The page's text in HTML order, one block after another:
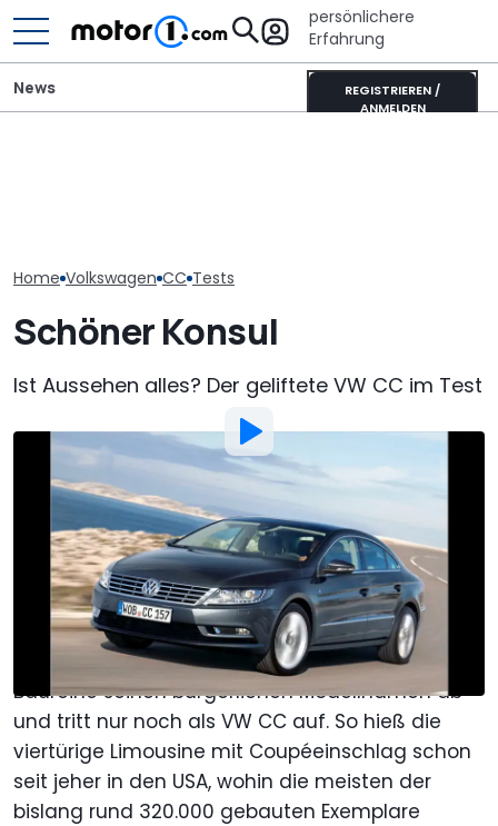
persönlichere
Erfahrung
REGISTRIEREN /
ANMELDEN
News
Home Volkswagen CC Tests
Schöner Konsul
Ist Aussehen alles? Der geliftete VW CC im Test
Von: Roland Hildebrandt
17. Jan. 2012um
Als bevorzugte Quelle Motor1.com
auf Google hinzufügen
Nennen Sie ihn bloß nicht Passat: Gut vier Jahre
nach dem Debüt legt der edelste Vertreter der
Baureihe seinen bürgerlichen Modellnamen ab
und tritt nur noch als VW CC auf. So hieß die
viertürige Limousine mit Coupéeinschlag schon
seit jeher in den USA, wohin die meisten der
bislang rund 320.000 gebauten Exemplare